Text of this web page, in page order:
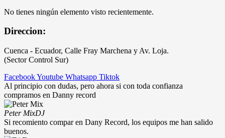
No tienes ningún elemento visto recientemente.
Direccion:
Cuenca - Ecuador, Calle Fray Marchena y Av. Loja.
(Sector Control Sur)
FacebookYoutube Whatsapp Tiktok
Al principio con dudas, pero ahora si con toda confianza
compramos en Danny record
Peter MixDJ
Si recomiento compar en Dany Record, los equipos me han salido
buenos.